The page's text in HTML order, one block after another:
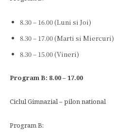
8.30 – 16.00 (Luni si Joi)
8.30 – 17.00 (Marti si Miercuri)
8.30 – 15.00 (Vineri)
Program B: 8.00 – 17.00
Ciclul Gimnazial – pilon national
Program B: